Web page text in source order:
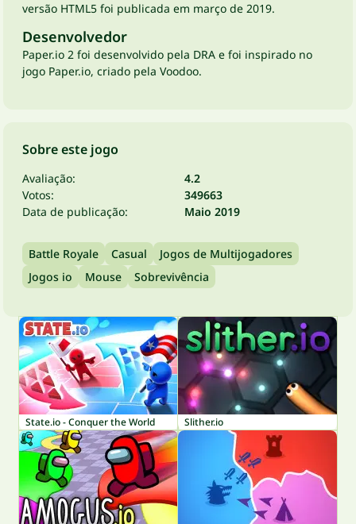
versão HTML5 foi publicada em março de 2019.
Desenvolvedor
Paper.io 2 foi desenvolvido pela DRA e foi inspirado no
jogo Paper.io, criado pela Voodoo.
Sobre este jogo
Avaliação:
4.2
Votos:
349663
Data de publicação:
Maio 2019
Battle Royale Casual
Jogos de Multijogadores
Jogos io
Mouse Sobrevivência
State.io - Conquer the World Slither.io